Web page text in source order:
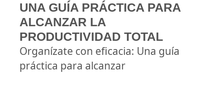
UNA GUÍA PRÁCTICA PARA
ALCANZAR LA
PRODUCTIVIDAD TOTAL
Organízate con eficacia: Una guía
práctica para alcanzar